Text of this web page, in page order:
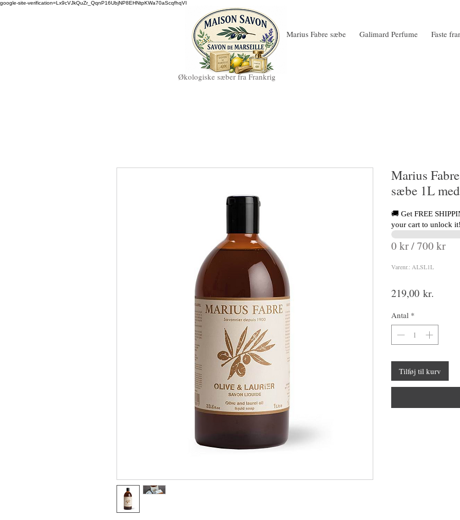
google-site-verification=Lx9cVJkQuZr_QqnP16UbjNP8EHNtpKWa70aScqfhqVI
Marius Fabre sæbe Galimard Perfume Faste
Økologiske sæber fra Frankrig
Marius
sæbe 1L
🚚 Get FREE
your cart to unlock it!
0 kr / 700 kr
Varenr.: ALSL1L
219,00 kr.
Antal *
Tilføj til kurv